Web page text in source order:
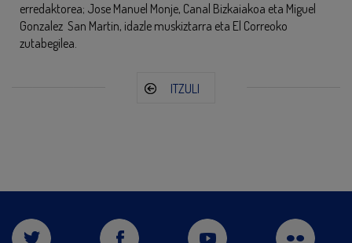
erredaktorea; Jose Manuel Monje, Canal Bizkaiakoa eta Miguel
Gonzalez San Martin, idazle muskiztarra eta El Correoko
zutabegilea.
ITZULI